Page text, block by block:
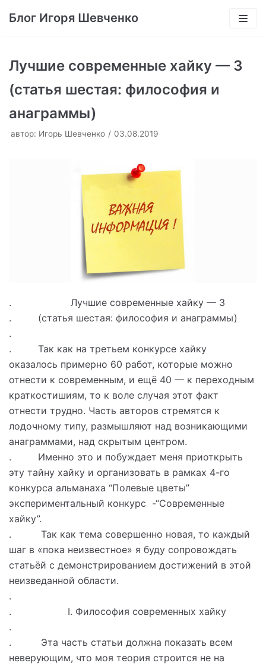
Перейти
Блог Игоря Шевченко
Лучшие современные хайку — 3
(статья шестая: философия и
анаграммы)
автор: Игорь Шевченко 03.08.2019
. Лучшие современные хайку — 3
. (статья шестая: философия и анаграммы)
.
. Так как на третьем конкурсе хайку
оказалось примерно 60 работ, которые можно
отнести к современным, и ещё 40 — к переходным
краткостишиям, то к воле случая этот факт
отнести трудно. Часть авторов стремятся к
лодочному типу, размышляют над возникающими
анаграммами, над скрытым центром.
. Именно это и побуждает меня приоткрыть
эту тайну хайку и организовать в рамках 4-го
конкурса альманаха “Полевые цветы”
экспериментальный конкурс -“Современные
хайку”.
. Так как тема совершенно новая, то каждый
шаг в «пока неизвестное» я буду сопровождать
статьёй с демонстрированием достижений в этой
неизведанной области.
.
. I. Философия современных хайку
.
. Эта часть статьи должна показать всем
неверующим, что моя теория строится не на